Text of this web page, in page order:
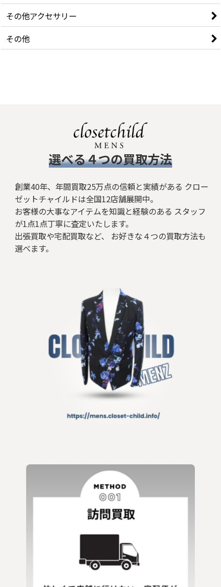
その他アクセサリー
その他
​選べる４つの買取方法
創業40年、年間買取25万点の信頼と実績がある クロー
ゼットチャイルドは全国12店舗展開中。
お客様の大事なアイテムを知識と経験のある スタッフ
が1点1点丁寧に査定いたします。
出張買取や宅配買取など、 お好きな４つの買取方法も
選べます。